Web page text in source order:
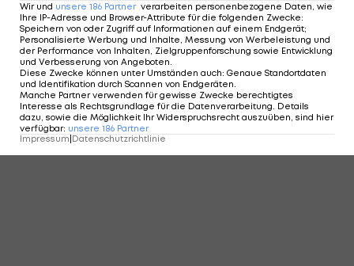
Wir und unsere 186 Partner verarbeiten personenbezogene Daten, wie
Ihre IP-Adresse und Browser-Attribute für die folgenden Zwecke:
Speichern von oder Zugriff auf Informationen auf einem Endgerät;
Personalisierte Werbung und Inhalte, Messung von Werbeleistung und
der Performance von Inhalten, Zielgruppenforschung sowie Entwicklung
und Verbesserung von Angeboten.
Diese Zwecke können unter Umständen auch: Genaue Standortdaten
und Identifikation durch Scannen von Endgeräten.
Manche Partner verwenden für gewisse Zwecke berechtigtes
Interesse als Rechtsgrundlage für die Datenverarbeitung. Details
dazu, sowie die Möglichkeit Ihr Widerspruchsrecht auszuüben, sind hier
verfügbar: unsere 186 Partner
Impressum Datenschutzrichtlinie